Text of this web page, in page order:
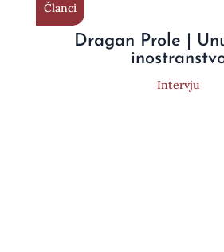
Članci
Dragan Prole |
Intervju